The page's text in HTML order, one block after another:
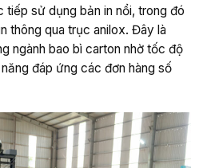
tiếp sử dụng bản in nổi, trong đó
thông qua trục anilox. Đây là
ngành bao bì carton nhờ tốc độ
đáp ứng các đơn hàng số